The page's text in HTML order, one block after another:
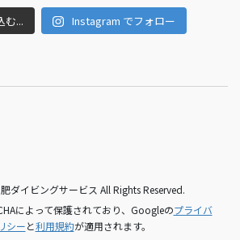
む... Instagram でフォロー
ダイビングサービス All Rights Reserved.
によって保護されており、Googleのプライバ
シーと利用規約が適用されます。